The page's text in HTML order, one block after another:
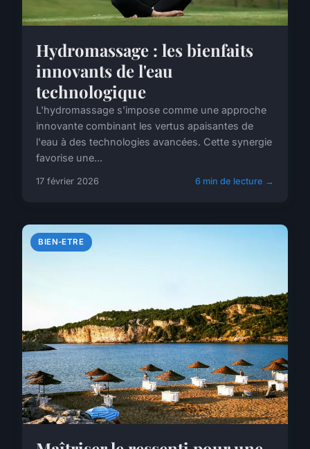
Hydromassage : les bienfaits
innovants de l'eau
technologique
L'hydromassage s'impose comme une approche
innovante combinant les vertus apaisantes de
l'eau à des technologies avancées. Cette synergie
favorise une...
17 février 2026 6 min de lecture →
BIEN-ETRE